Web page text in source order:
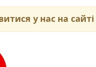
у нас на сайті